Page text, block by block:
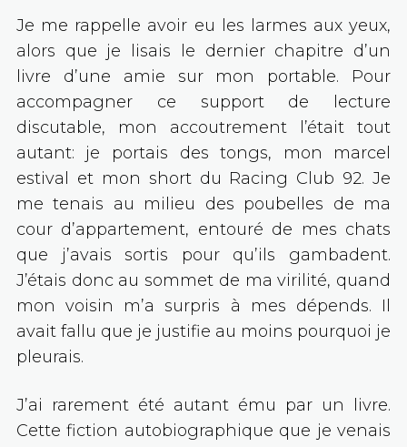
Je me rappelle avoir eu les larmes aux yeux,
alors que je lisais le dernier chapitre d’un
livre d’une amie sur mon portable. Pour
accompagner ce support de lecture
discutable, mon accoutrement l’était tout
autant: je portais des tongs, mon marcel
estival et mon short du Racing Club 92. Je
me tenais au milieu des poubelles de ma
cour d’appartement, entouré de mes chats
que j’avais sortis pour qu’ils gambadent.
J’étais donc au sommet de ma virilité, quand
mon voisin m’a surpris à mes dépends. Il
avait fallu que je justifie au moins pourquoi je
pleurais.
J’ai rarement été autant ému par un livre.
Cette fiction autobiographique que je venais